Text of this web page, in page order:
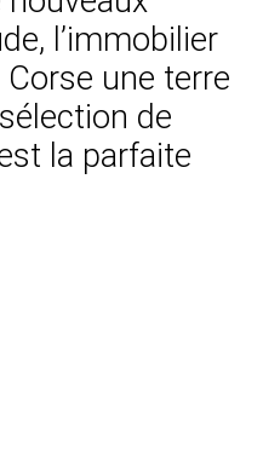
l’immobilier
une terre
de
la parfaite